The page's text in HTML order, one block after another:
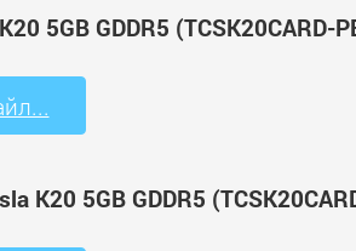
5GB GDDR5 (TCSK20CARD-
K20 5GB GDDR5